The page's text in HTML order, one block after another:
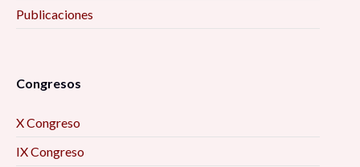
Publicaciones
Congresos
X Congreso
IX Congreso